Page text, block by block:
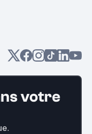
votre